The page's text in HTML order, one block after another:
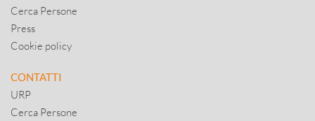
Cerca Persone
Press
Cookie policy
CONTATTI
URP
Cerca Persone